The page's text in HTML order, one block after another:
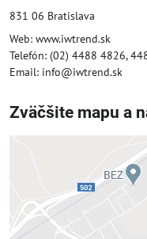
831 06 Bratislava
Web: www.iwtrend.sk
Telefón: (02) 4488 4826,
Email: info@iwtrend.sk
Zväčšite mapu a
Externý